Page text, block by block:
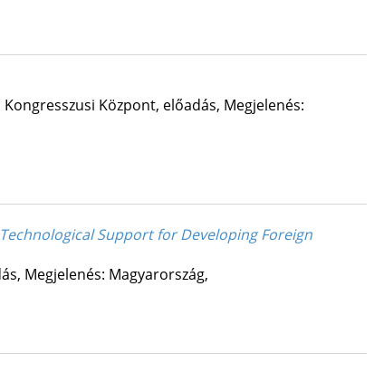
Kongresszusi Központ, előadás, Megjelenés:
Support for Developing Foreign
, Megjelenés: Magyarország,